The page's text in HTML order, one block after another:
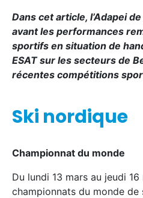
Dans cet article, l’Adapei
avant les performances
sportifs en situation de
ESAT sur les secteurs de
récentes compétitions
Ski nordique
Championnat du monde
Du lundi 13 mars au jeudi
championnats du monde